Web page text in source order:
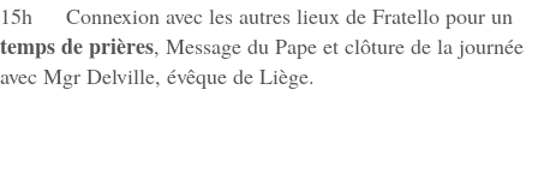
15h Connexion avec les autres lieux de Fratello pour un
temps de prières, Message du Pape et clôture de la journée
avec Mgr Delville, évêque de Liège.